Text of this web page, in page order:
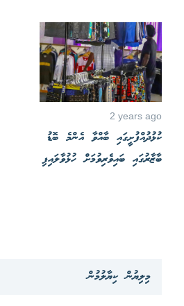
2 years ago
ކުޅުދުއްފުށީގައި ބާއްވާ އެންމެ ބޮޑު
ބާޒާރުގައި ބައިވެރިވުމަށް ހުޅުވާލައިފި
މިލިޔުން ކިޔާލުމުން